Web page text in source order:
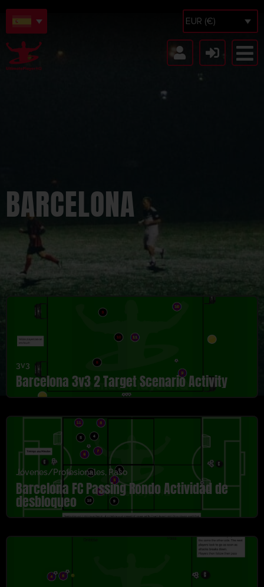
EUR (€)
BARCELONA
3v3
Barcelona 3v3 2 Target Scenario Activity
Jóvenes/Profesionales, Paso
Barcelona FC Passing Rondo Actividad de
desbloqueo